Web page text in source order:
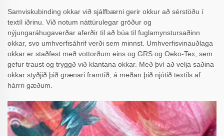
Samviskubinding okkar við sjálfbærni gerir okkur að sérstöðu í
textíl iðrinu. Við notum náttúrulegar gröður og
nýjungaráhugaverðar aferðir til að búa til fuglamynstursaðinn
okkar, svo umhverfisáhrif verði sem minnst. Umhverfisvinauðlaga
okkar er staðfest með vottorðum eins og GRS og Oeko-Tex, sem
gefur traust og tryggð við klantana okkar. Með því að velja saðina
okkar styðjið þið grænari framtíð, á meðan þið njótið textíls af
hárrri gæðum.